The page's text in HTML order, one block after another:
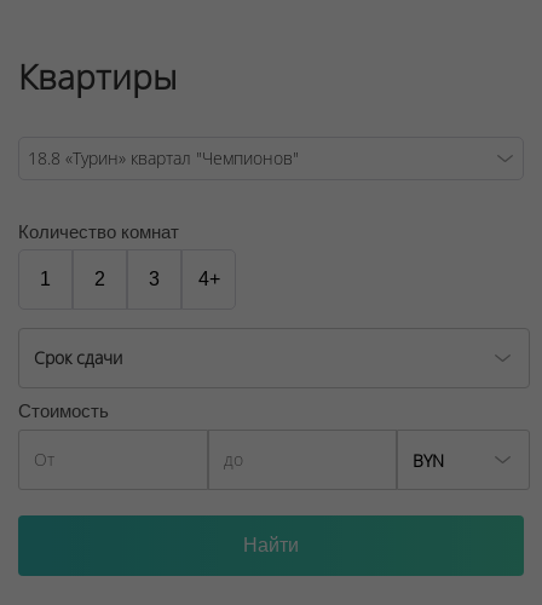
Квартиры
Количество комнат
1 2 3 4+
Срок сдачи
Стоимость
BYN